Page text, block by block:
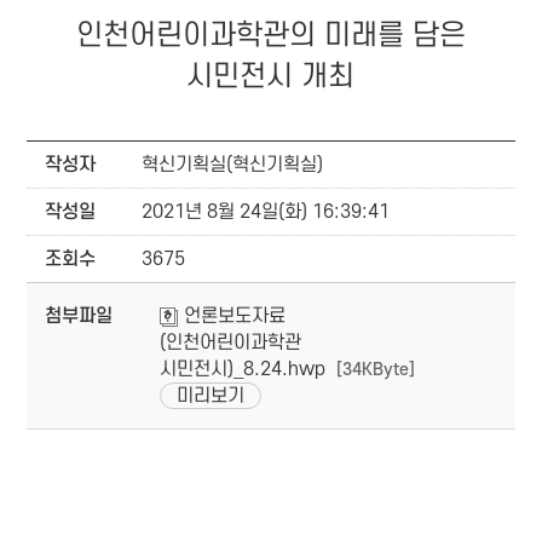
인천어린이과학관의 미래를 담은
시민전시 개최
작성자 혁신기획실(혁신기획실)
작성일 2021년 8월 24일(화) 16:39:41
조회수 3675
첨부파일
언론보도자료
(인천어린이과학관
시민전시)_8.24.hwp
[34KByte]
미리보기